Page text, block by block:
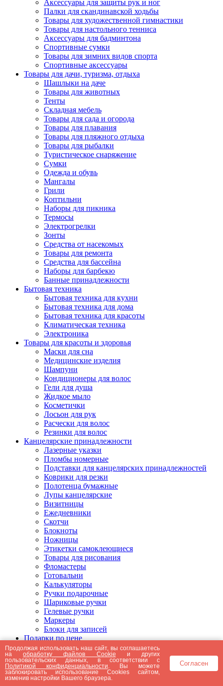
Аксессуары для защиты рук и ног
Палки для скандинавской ходьбы
Товары для художественной гимнастики
Товары для настольного тенниса
Аксессуары для бадминтона
Спортивные сумки
Товары для зимних видов спорта
Спортивные аксессуары
Товары для дачи, туризма, отдыха
Шашлыки на даче
Товары для животных
Тенты
Складная мебель
Товары для сада и огорода
Товары для плавания
Товары для пляжного отдыха
Товары для рыбалки
Туристическое снаряжение
Сумки
Одежда и обувь
Мангалы
Грили
Коптильни
Наборы для пикника
Термосы
Электрогрелки
Зонты
Средства от насекомых
Товары для ремонта
Средства для бассейна
Наборы для барбекю
Банные принадлежности
Бытовая техника
Бытовая техника для кухни
Бытовая техника для дома
Бытовая техника для красоты
Климатическая техника
Электроника
Товары для красоты и здоровья
Маски для сна
Медицинские изделия
Шампуни
Кондиционеры для волос
Гели для душа
Жидкое мыло
Косметички
Лосьон для рук
Расчески для волос
Резинки для волос
Канцелярские принадлежности
Лазерные указки
Пломбы номерные
Подставки для канцелярских принадлежностей
Коврики для резки
Полотенца бумажные
Лупы канцелярские
Визитницы
Ежедневники
Скотчи
Блокноты
Ножницы
Этикетки самоклеющиеся
Товары для рисования
Фломастеры
Готовальни
Калькуляторы
Ручки подарочные
Шариковые ручки
Гелевые ручки
Маркеры
Блоки для записей
Подарки по цене
Подарки от 5000 рублей
Подарки до 5000 рублей
Подарки до 3000 рублей
Подарки до 2000 рублей
Подарки до 1000 рублей
Продолжая использовать наш сайт, вы соглашаетесь
наобработку файлов Cookie и других
пользовательских данных, в соответствии с
Политикой конфиденциальности . Вы можете
заблокировать использование Cookies сайтом,
изменив настройки Вашего браузера.
Согласен